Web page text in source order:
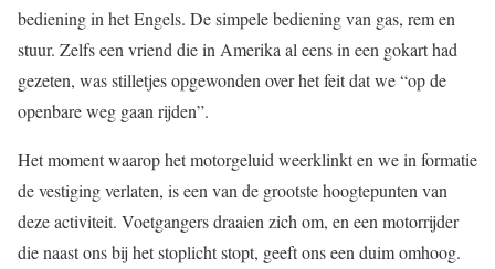
bediening in het Engels. De simpele bediening van gas, rem en
stuur. Zelfs een vriend die in Amerika al eens in een gokart had
gezeten, was stilletjes opgewonden over het feit dat we “op de
openbare weg gaan rijden”.
Het moment waarop het motorgeluid weerklinkt en we in formatie
de vestiging verlaten, is een van de grootste hoogtepunten van
deze activiteit. Voetgangers draaien zich om, en een motorrijder
die naast ons bij het stoplicht stopt, geeft ons een duim omhoog.